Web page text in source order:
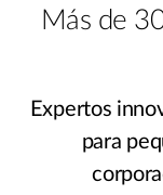
Más de
Expertos
para